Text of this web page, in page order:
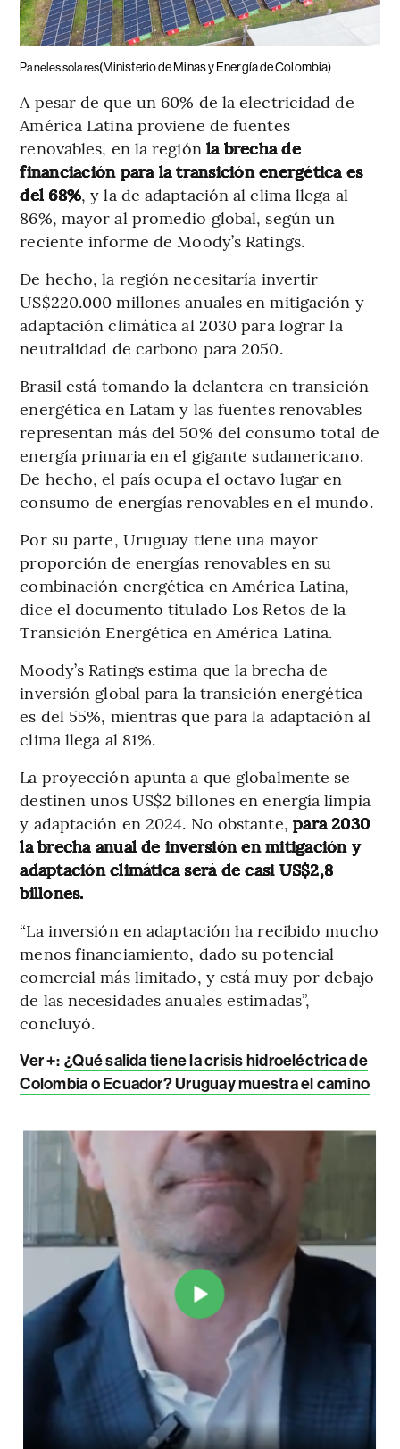
Paneles solares(Ministerio de Minas y Energía de Colombia)
A pesar de que un 60% de la electricidad de
América Latina proviene de fuentes
renovables, en la región la brecha de
financiación para la transición energética es
del 68%, y la de adaptación al clima llega al
86%, mayor al promedio global, según un
reciente informe de Moody’s Ratings.
De hecho, la región necesitaría invertir
US$220.000 millones anuales en mitigación y
adaptación climática al 2030 para lograr la
neutralidad de carbono para 2050.
Brasil está tomando la delantera en transición
energética en Latam y las fuentes renovables
representan más del 50% del consumo total de
energía primaria en el gigante sudamericano.
De hecho, el país ocupa el octavo lugar en
consumo de energías renovables en el mundo.
Por su parte, Uruguay tiene una mayor
proporción de energías renovables en su
combinación energética en América Latina,
dice el documento titulado Los Retos de la
Transición Energética en América Latina.
Moody’s Ratings estima que la brecha de
inversión global para la transición energética
es del 55%, mientras que para la adaptación al
clima llega al 81%.
La proyección apunta a que globalmente se
destinen unos US$2 billones en energía limpia
y adaptación en 2024. No obstante, para 2030
la brecha anual de inversión en mitigación y
adaptación climática será de casi US$2,8
billones.
“La inversión en adaptación ha recibido mucho
menos financiamiento, dado su potencial
comercial más limitado, y está muy por debajo
de las necesidades anuales estimadas”,
concluyó.
Ver +: ¿Qué salida tiene la crisis hidroeléctrica de
Colombia o Ecuador? Uruguay muestra el camino